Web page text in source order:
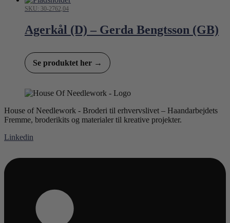
SKU: 30-2762,04
Agerkål (D) – Gerda Bengtsson (GB)
Se produktet her →
House of Needlework - Broderi til erhvervslivet – Haandarbejdets
Fremme, broderikits og materialer til kreative projekter.
Linkedin